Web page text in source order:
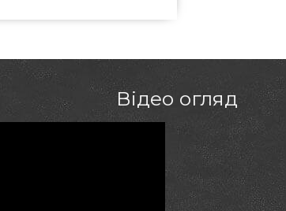
на Щітки для гриля в
Кам'янець-Подільський,
Відео огляд